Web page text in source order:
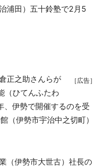
浦田）五十鈴塾で2月5
［広告］
正之助さんらが
（ひてんふたわ
、伊勢で開催するのを受
（伊勢市宇治中之切町）
（伊勢市大世古）社長の